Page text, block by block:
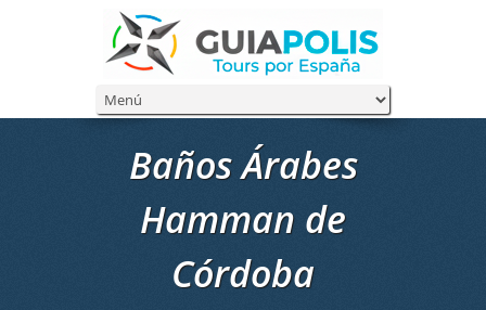
Baños Árabes
Hamman de
Córdoba